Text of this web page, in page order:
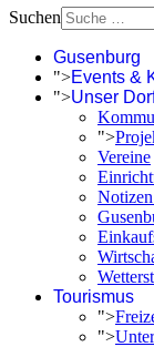
Suchen
Gusenburg
">Events &
">Unser
">
Vereine
Tourismus
">
">